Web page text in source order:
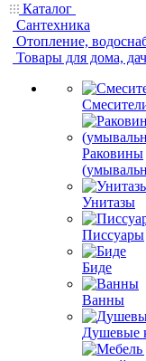
Каталог
Сантехника
Отопление,
Товары для дома,
Раковины
Унитазы
Писсуары
Биде
Ванны
Душевые